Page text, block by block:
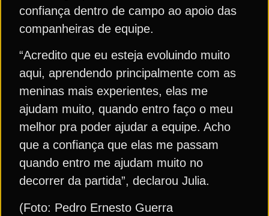
confiança dentro de campo ao apoio das
companheiras de equipe.
“Acredito que eu esteja evoluindo muito
aqui, aprendendo principalmente com as
meninas mais experientes, elas me
ajudam muito, quando entro faço o meu
melhor pra poder ajudar a equipe. Acho
que a confiança que elas me passam
quando entro me ajudam muito no
decorrer da partida”, declarou Julia.
(Foto: Pedro Ernesto Guerra